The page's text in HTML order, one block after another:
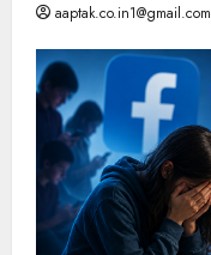
aaptak.co.in1@gmail.com